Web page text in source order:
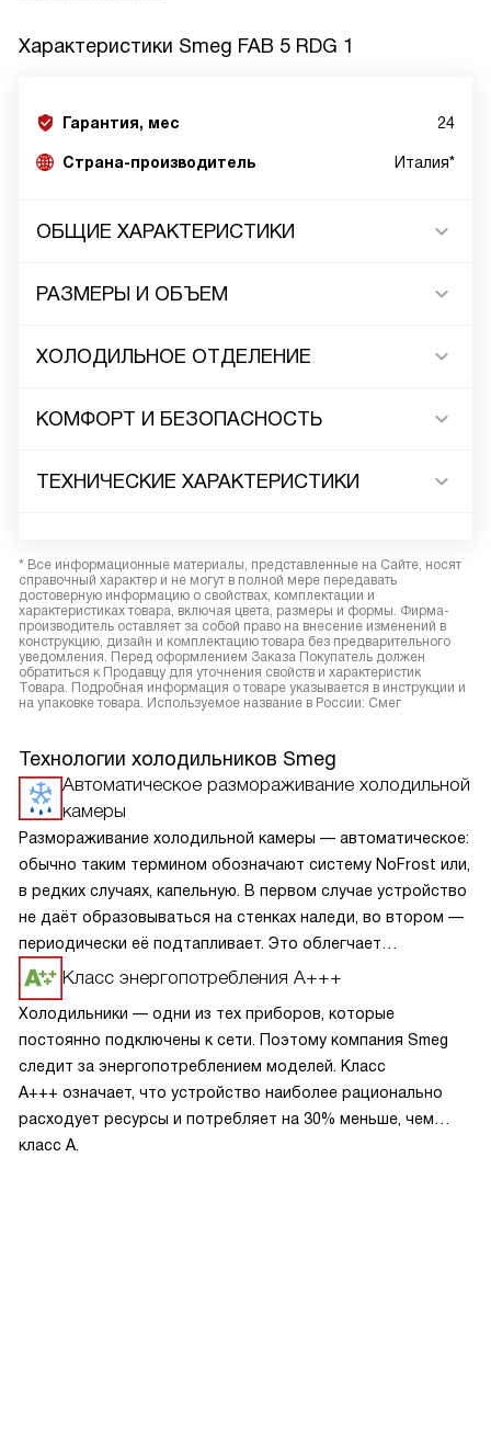
Характеристики Smeg FAB 5 RDG 1
Гарантия, мес 24
Страна-производитель Италия*
ОБЩИЕ ХАРАКТЕРИСТИКИ
РАЗМЕРЫ И ОБЪЕМ
ХОЛОДИЛЬНОЕ ОТДЕЛЕНИЕ
КОМФОРТ И БЕЗОПАСНОСТЬ
ТЕХНИЧЕСКИЕ ХАРАКТЕРИСТИКИ
* Все информационные материалы, представленные на Сайте, носят
справочный характер и не могут в полной мере передавать
достоверную информацию о свойствах, комплектации и
характеристиках товара, включая цвета, размеры и формы. Фирма-
производитель оставляет за собой право на внесение изменений в
конструкцию, дизайн и комплектацию товара без предварительного
уведомления. Перед оформлением Заказа Покупатель должен
обратиться к Продавцу для уточнения свойств и характеристик
Товара. Подробная информация о товаре указывается в инструкции и
на упаковке товара. Используемое название в России: Смег
Технологии холодильников Smeg
Автоматическое размораживание холодильной
камеры
Размораживание холодильной камеры — автоматическое:
обычно таким термином обозначают систему NoFrost или,
в редких случаях, капельную. В первом случае устройство
не даёт образовываться на стенках наледи, во втором —
периодически её подтапливает. Это облегчает
эксплуатацию.
Класс энергопотребления А+++
Холодильники — одни из тех приборов, которые
постоянно подключены к сети. Поэтому компания Smeg
следит за энергопотреблением моделей. Класс
A+++ означает, что устройство наиболее рационально
расходует ресурсы и потребляет на 30% меньше, чем
класс A.